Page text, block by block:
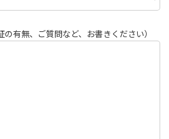
有無、ご質問など、お書きください）